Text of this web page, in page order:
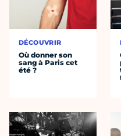
DÉCOUVRIR
Où donner son
sang à Paris cet
été ?